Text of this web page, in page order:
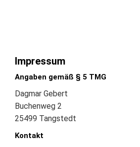
Impressum
Angaben gemäß § 5 TMG
Dagmar Gebert
Buchenweg 2
25499 Tangstedt
Kontakt